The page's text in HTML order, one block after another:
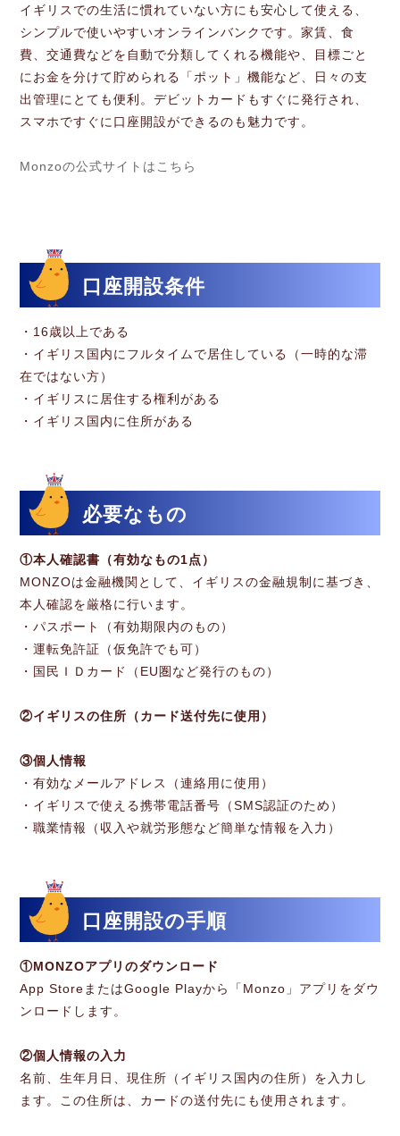
イギリスでの生活に慣れていない方にも安心して使える、
シンプルで使いやすいオンラインバンクです。家賃、食
費、交通費などを自動で分類してくれる機能や、目標ごと
にお金を分けて貯められる「ポット」機能など、日々の支
出管理にとても便利。デビットカードもすぐに発行され、
スマホですぐに口座開設ができるのも魅力です。
Monzoの公式サイトはこちら
口座開設条件
・16歳以上である
・イギリス国内にフルタイムで居住している（一時的な滞
在ではない方）
・イギリスに居住する権利がある
・イギリス国内に住所がある
必要なもの
①本人確認書（有効なもの1点）
MONZOは金融機関として、イギリスの金融規制に基づき、
本人確認を厳格に行います。
・パスポート（有効期限内のもの）
・運転免許証（仮免許でも可）
・国民ＩＤカード（EU圏など発行のもの）
②イギリスの住所（カード送付先に使用）
③個人情報
・有効なメールアドレス（連絡用に使用）
・イギリスで使える携帯電話番号（SMS認証のため）
・職業情報（収入や就労形態など簡単な情報を入力）
口座開設の手順
①MONZOアプリのダウンロード
App StoreまたはGoogle Playから「Monzo」アプリをダウ
ンロードします。
②個人情報の入力
名前、生年月日、現住所（イギリス国内の住所）を入力し
ます。この住所は、カードの送付先にも使用されます。